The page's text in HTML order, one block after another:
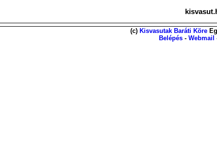
(c) Kisvasutak Baráti Köre
Belépés - Webmail